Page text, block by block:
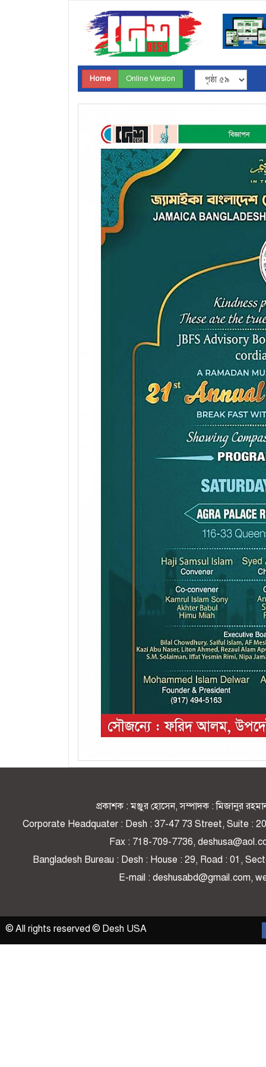
Home Online Version
প্রকাশক : মঞ্জুর হোসেন, সম্পাদক : মিজানুর
Corporate Headquater : Desh : 37-47 73 Street, Suite :
Fax : 718-709-7736,
Bangladesh Bureau : Desh : House : 29, Road : 01,
E-mail : deshusabd@gmail.com,
© All rights reserved © Desh USA